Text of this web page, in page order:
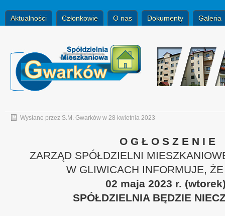
Aktualności Członkowie O nas Dokumenty Galeria
Wysłane przez S.M. Gwarków w 28 kwietnia 2023
O G Ł O S Z E N I E
ZARZĄD SPÓŁDZIELNI
W GLIWICACH INFORMUJE,
02 maja 2023 r.
SPÓŁDZIELNIA BĘDZIE